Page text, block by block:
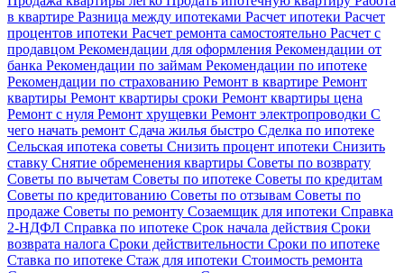
в квартире Разница между ипотеками Расчет ипотеки Расчет
процентов ипотеки Расчет ремонта самостоятельно Расчет с
продавцом Рекомендации для оформления Рекомендации от
банка Рекомендации по займам Рекомендации по ипотеке
Рекомендации по страхованию Ремонт в квартире Ремонт
квартиры Ремонт квартиры сроки Ремонт квартиры цена
Ремонт с нуля Ремонт хрущевки Ремонт электропроводки С
чего начать ремонт Сдача жилья быстро Сделка по ипотеке
Сельская ипотека советы Снизить процент ипотеки Снизить
ставку Снятие обременения квартиры Советы по возврату
Советы по вычетам Советы по ипотеке Советы по кредитам
Советы по кредитованию Советы по отзывам Советы по
продаже Советы по ремонту Созаемщик для ипотеки Справка
2-НДФЛ Справка по ипотеке Срок начала действия Сроки
возврата налога Сроки действительности Сроки по ипотеке
Ставка по ипотеке Стаж для ипотеки Стоимость ремонта